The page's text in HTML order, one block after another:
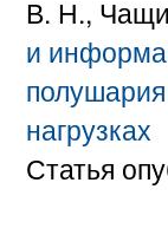
В. Н.,
и
нагрузках
Статья